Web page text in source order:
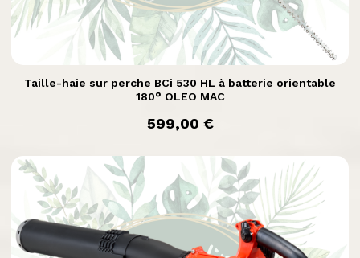
Aperçu rapide
Taille-haie sur perche BCi 530 HL à batterie orientable
180° OLEO MAC
prix
599,00 €